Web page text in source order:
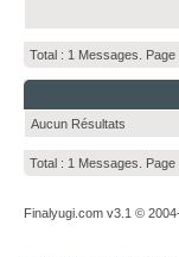
Total : 1 Messages. Page
Aucun Résultats
Total : 1 Messages. Page
Finalyugi.com v3.1 ©